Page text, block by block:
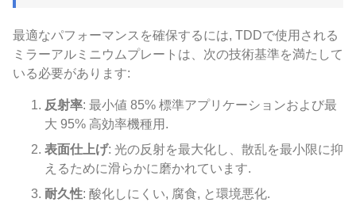
最適なパフォーマンスを確保するには, TDDで使用される
ミラーアルミニウムプレートは、次の技術基準を満たして
いる必要があります:
反射率: 最小値 85% 標準アプリケーションおよび最
大 95% 高効率機種用.
表面仕上げ: 光の反射を最大化し、散乱を最小限に抑
えるために滑らかに磨かれています.
耐久性: 酸化しにくい, 腐食, と環境悪化.